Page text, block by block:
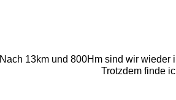
Nach 13km und 800Hm sind wir
Trotzdem finde